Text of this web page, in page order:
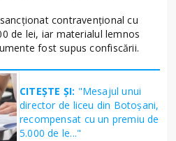
contravențional cu
de lei, iar materialul lemnos
fost supus confiscării.
CITEȘTE ȘI: "Mesajul unui
director de liceu din Botoșani,
recompensat cu un premiu de
5.000 de le..."